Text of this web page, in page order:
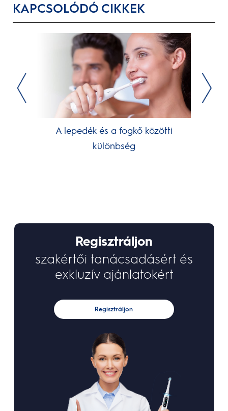
KAPCSOLÓDÓ CIKKEK
A lepedék és a fogkő közötti
különbség
Regisztráljon
szakértői tanácsadásért és
exkluzív ajánlatokért
Regisztráljon